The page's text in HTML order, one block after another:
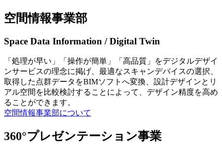
空間情報事業部
Space Data Information / Digital Twin
「処理が早い」「操作が簡単」「高品質」をデジタルデザイ
ンサービスの理念に掲げ、最適なスキャンデバイスの選択、
取得した点群データをBIMソフトへ変換、設計デザインとリ
アル空間を比較検討することによって、デザイン精度を高め
ることができます。
空間情報事業部について
360°プレゼンテーション事業